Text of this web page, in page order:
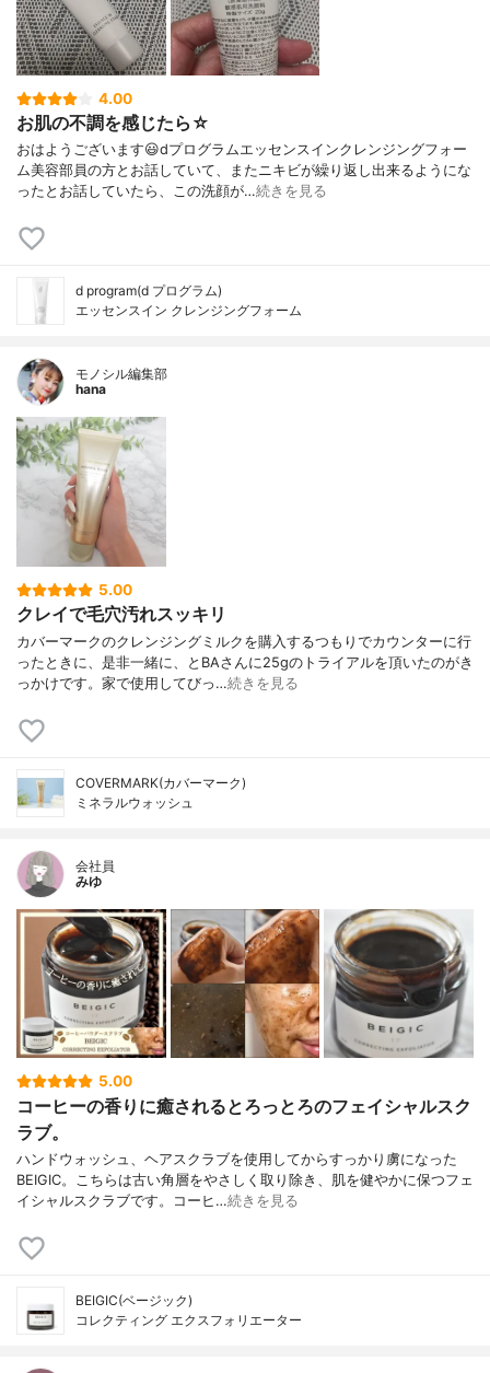
4.00
お肌の不調を感じたら☆
おはようございます😃dプログラムエッセンスインクレンジングフォー
ム美容部員の方とお話していて、またニキビが繰り返し出来るようにな
ったとお話していたら、この洗顔が…続きを見る
d program(d プログラム)
エッセンスイン クレンジングフォーム
モノシル編集部
hana
5.00
クレイで毛穴汚れスッキリ
カバーマークのクレンジングミルクを購入するつもりでカウンターに行
ったときに、是非一緒に、とBAさんに25gのトライアルを頂いたのがき
っかけです。家で使用してびっ…続きを見る
COVERMARK(カバーマーク)
ミネラルウォッシュ
会社員
みゆ
5.00
コーヒーの香りに癒されるとろっとろのフェイシャルスク
ラブ。
ハンドウォッシュ、ヘアスクラブを使用してからすっかり虜になった
BEIGIC。こちらは古い角層をやさしく取り除き、肌を健やかに保つフェ
イシャルスクラブです。コーヒ…続きを見る
BEIGIC(ベージック)
コレクティング エクスフォリエーター